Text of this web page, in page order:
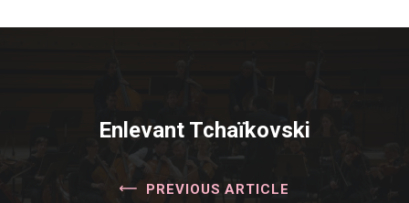
Enlevant Tchaïkovski
PREVIOUS ARTICLE